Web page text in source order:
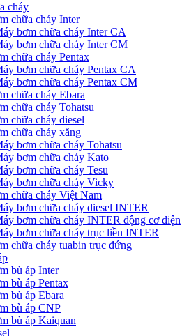
cháy
chữa cháy Inter
bơm chữa cháy Inter CA
bơm chữa cháy Inter CM
chữa cháy Pentax
bơm chữa cháy Pentax CA
bơm chữa cháy Pentax CM
chữa cháy Ebara
chữa cháy Tohatsu
chữa cháy diesel
chữa cháy xăng
bơm chữa cháy Tohatsu
bơm chữa cháy Kato
bơm chữa cháy Tesu
bơm chữa cháy Vicky
chữa cháy Việt Nam
bơm chữa cháy diesel INTER
bơm chữa cháy INTER động cơ điện
bơm chữa cháy trục liền INTER
chữa cháy tuabin trục đứng
bù áp Inter
bù áp Pentax
bù áp Ebara
bù áp CNP
bù áp Kaiquan